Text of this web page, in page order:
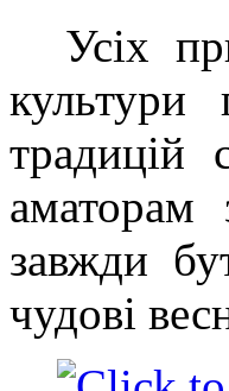
Усіх
культури
традицій
аматорам
завжди
чудові